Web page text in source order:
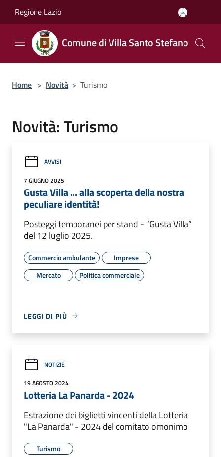
Regione Lazio
Comune di Villa Santo Stefano
Home > Novità > Turismo
Novità: Turismo
AVVISI
7 GIUGNO 2025
Gusta Villa ... alla scoperta della nostra
peculiare identità!
Posteggi temporanei per stand - “Gusta Villa”
del 12 luglio 2025.
Commercio ambulante
Imprese
Mercato
Politica commerciale
LEGGI DI PIÙ
NOTIZIE
19 AGOSTO 2024
Lotteria La Panarda - 2024
Estrazione dei biglietti vincenti della Lotteria
"La Panarda" - 2024 del comitato omonimo
Turismo